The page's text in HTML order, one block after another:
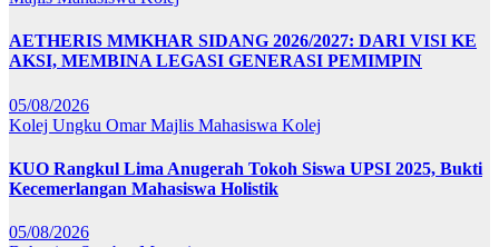
AETHERIS MMKHAR SIDANG 2026/2027: DARI VISI KE
AKSI, MEMBINA LEGASI GENERASI PEMIMPIN
05/08/2026
Kolej Ungku OmarMajlis Mahasiswa Kolej
KUO Rangkul Lima Anugerah Tokoh Siswa UPSI 2025, Bukti
Kecemerlangan Mahasiswa Holistik
05/08/2026